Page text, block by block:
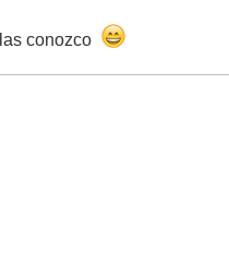
conozco